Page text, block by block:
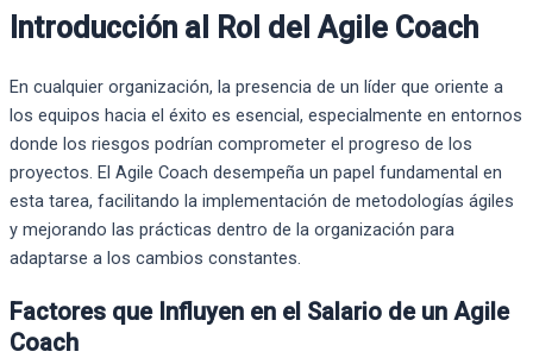
Introducción al Rol del Agile Coach
En cualquier organización, la presencia de un líder que oriente a
los equipos hacia el éxito es esencial, especialmente en entornos
donde los riesgos podrían comprometer el progreso de los
proyectos. El Agile Coach desempeña un papel fundamental en
esta tarea, facilitando la implementación de metodologías ágiles
y mejorando las prácticas dentro de la organización para
adaptarse a los cambios constantes.
Factores que Influyen en el Salario de un Agile
Coach